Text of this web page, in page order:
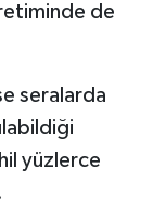
de
seralarda
yüzlerce